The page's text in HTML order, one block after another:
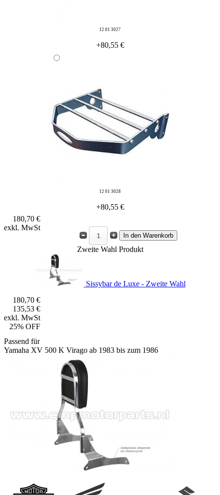
12 01 3027
+80,55 €
12 01 3028
+80,55 €
180,70 €
exkl. MwSt
Zweite Wahl Produkt
Sissybar de Luxe - Zweite Wahl
180,70 €
135,53 €
exkl. MwSt
25% OFF
Passend für
Yamaha XV 500 K Virago ab 1983 bis zum 1986